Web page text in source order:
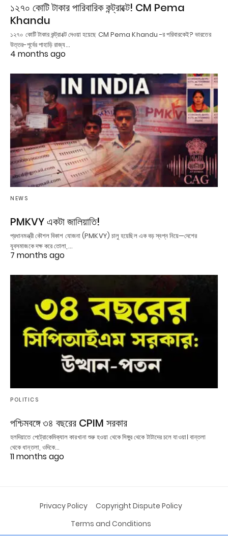
১২৭০ কোটি টাকার পারিবারিক কন্ট্রাক্টে! CM Pema
Khandu
১২৭০ কোটি টাকার কন্ট্রাক্টে দেওয়া হয়েছে CM Pema Khandu -র পরিবারকেই? ভারতের
উত্তর-পূর্বের পাহাড়ি রাজ্য…
4 months ago
NEWS
PMKVY একটা জালিয়াতি!
প্রধানমন্ত্রী কৌশল বিকাশ যোজনা (PMKVY) চালু হয়েছিল এক বড় স্বপ্ন নিয়ে—দেশের
যুবসমাজকে দক্ষ করে তোলা,…
7 months ago
POLITICS
পশ্চিমবঙ্গে ৩৪ বছরের CPIM সরকার
হলদিয়াতে পেট্রোকেমিক্যাল কারখানা শুরু হওয়া থেকে সিঙ্গুর থেকে টাটাদের চলে যাওয়া। বান্তলা
থেকে ধান্তলা, ওদিকে…
11 months ago
Privacy Policy
Copyright Dispute Policy
Terms and Conditions